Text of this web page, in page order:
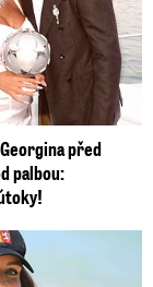
před
palbou:
sporťáky!